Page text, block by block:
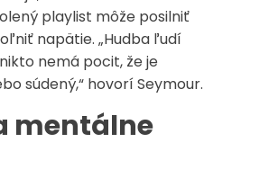
playlist môže posilniť
napätie. „Hudba ľudí
nemá pocit, že je
súdený,“ hovorí Seymour.
mentálne